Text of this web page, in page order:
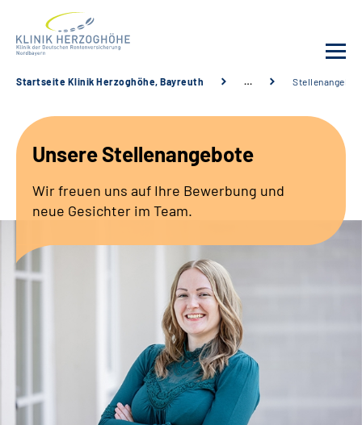
Leistungsangebot
Fachbereiche
Service
Leichte Sprache
Gebärdensprache
Startseite Klinik Herzoghöhe, Bayreuth …
Unsere Stellenangebote
Wir freuen uns auf Ihre Bewerbung und
neue Gesichter im Team.